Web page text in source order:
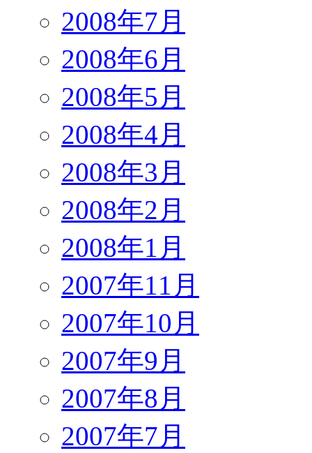
2008年7月
2008年6月
2008年5月
2008年4月
2008年3月
2008年2月
2008年1月
2007年11月
2007年10月
2007年9月
2007年8月
2007年7月